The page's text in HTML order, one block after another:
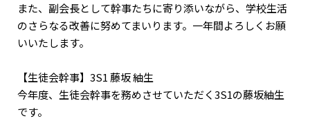
また、副会長として幹事たちに寄り添いながら、学校生活
のさらなる改善に努めてまいります。一年間よろしくお願
いいたします。
【生徒会幹事】3S1 藤坂 紬生
今年度、生徒会幹事を務めさせていただく3S1の藤坂紬生
です。